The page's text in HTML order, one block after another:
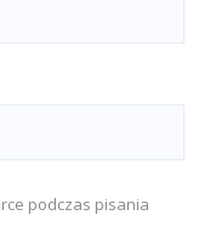
podczas pisania